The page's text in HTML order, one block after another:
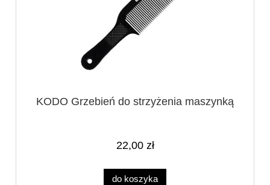
KODO Grzebień do strzyżenia maszynką
22,00 zł
do koszyka